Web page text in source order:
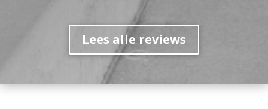
Lees alle reviews